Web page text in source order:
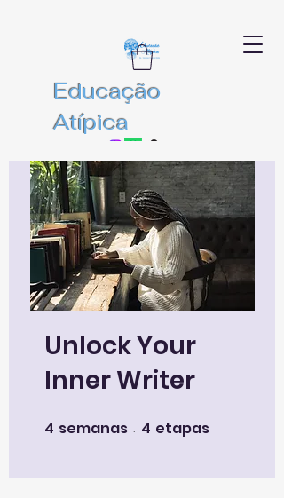
Educação
Atípica
Unlock Your
Inner Writer
4 semanas 4 semanas
4 etapas